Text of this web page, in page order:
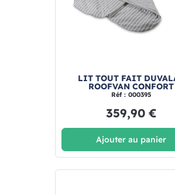
LIT TOUT FAIT
ROOFVAN CONFORT
Réf : 000395
359,90 €
Ajouter au panier